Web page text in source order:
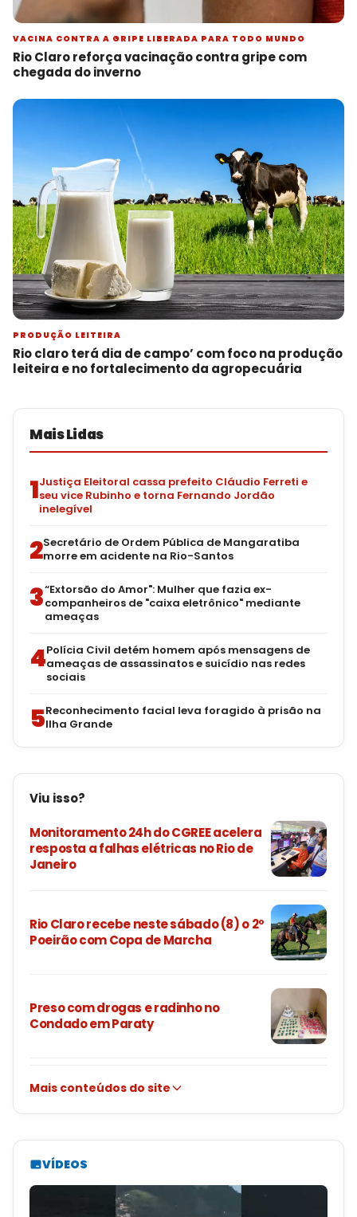
VACINA CONTRA A GRIPE LIBERADA PARA TODO MUNDO
Rio Claro reforça vacinação contra gripe com
chegada do inverno
PRODUÇÃO LEITEIRA
Rio claro terá dia de campo’ com foco na produção
leiteira e no fortalecimento da agropecuária
Mais Lidas
1Justiça Eleitoral cassa prefeito Cláudio Ferreti e
seu vice Rubinho e torna Fernando Jordão
inelegível
2Secretário de Ordem Pública de Mangaratiba
morre em acidente na Rio-Santos
3“Extorsão do Amor": Mulher que fazia ex-
companheiros de "caixa eletrônico" mediante
ameaças
4Polícia Civil detém homem após mensagens de
ameaças de assassinatos e suicídio nas redes
sociais
5Reconhecimento facial leva foragido à prisão na
Ilha Grande
Viu isso?
Monitoramento 24h do CGREE acelera
resposta a falhas elétricas no Rio de
Janeiro
Rio Claro recebe neste sábado (8) o 2º
Poeirão com Copa de Marcha
Preso com drogas e radinho no
Condado em Paraty
Mais conteúdos do site
VÍDEOS